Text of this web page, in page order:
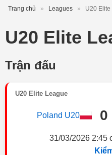
Trang chủ » Leagues » U20
U20 Elite
Trận đấu
U20 Elite League
Poland U20 0
31/03/2026 2:45